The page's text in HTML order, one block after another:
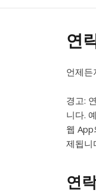
연
언제든
경고:
니다.
웹
제됩니
연